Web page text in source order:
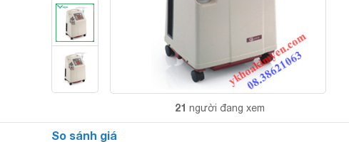
21 người đang xem
So sánh giá